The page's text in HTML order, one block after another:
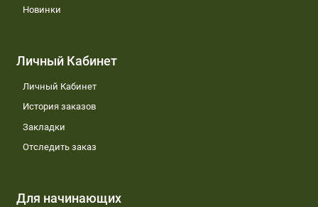
Новинки
Личный Кабинет
Личный Кабинет
История заказов
Закладки
Отследить заказ
Для начинающих